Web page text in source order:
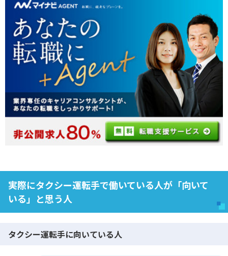
実際にタクシー運転手で働いている人が「向いて
いる」と思う人
タクシー運転手に向いている人